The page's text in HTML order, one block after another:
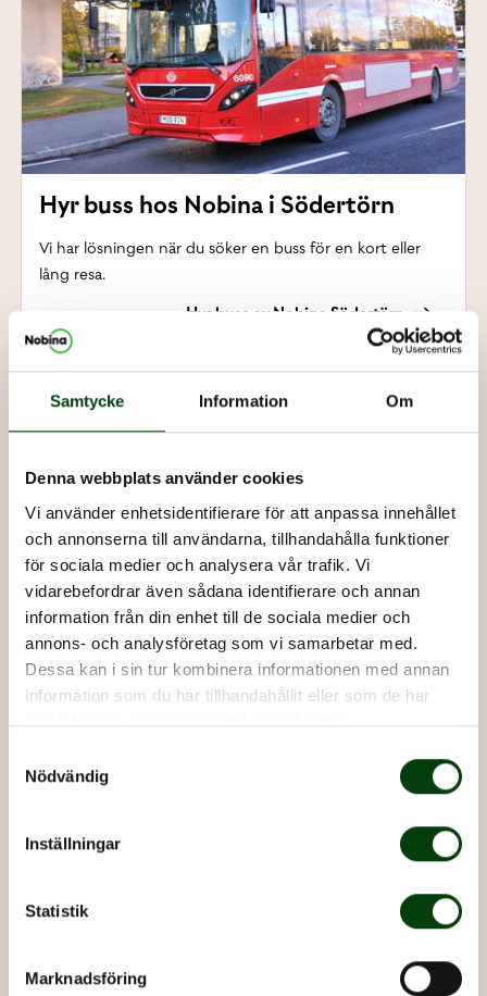
Samtycke Information Om
Denna webbplats använder cookies
Vi använder enhetsidentifierare för att anpassa innehållet
och annonserna till användarna, tillhandahålla funktioner
för sociala medier och analysera vår trafik. Vi
vidarebefordrar även sådana identifierare och annan
information från din enhet till de sociala medier och
annons- och analysföretag som vi samarbetar med.
Dessa kan i sin tur kombinera informationen med annan
information som du har tillhandahållit eller som de har
samlat in när du har använt deras tjänster.
Nödvändig
Inställningar
Statistik
Marknadsföring
Hyr buss hos Nobina i Södertörn
Vi har lösningen när du söker en buss för en kort eller
lång resa.
Hyr buss av Nobina Södertörn
Jobba hos oss på Nobina Södertörn
Vi erbjuder dig ett roligt och viktigt jobb i
kollektivtrafiken!
Läs mer om jobb på Södertörn